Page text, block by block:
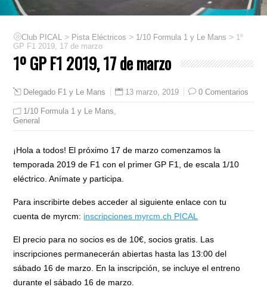
Club PICAL > Pista Eléctricos > 1/10 Formula 1 y Le Mans > 1º
GP F1 2019, 17 de marzo
1º GP F1 2019, 17 de marzo
Delegado F1 y Le Mans 13 marzo, 2019 0 Comentarios
1/10 Formula 1 y Le Mans
General
¡Hola a todos! El próximo 17 de marzo comenzamos la
temporada 2019 de F1 con el primer GP F1, de escala 1/10
eléctrico. Anímate y participa.
Para inscribirte debes acceder al siguiente enlace con tu
cuenta de myrcm: inscripciones myrcm.ch PICAL
El precio para no socios es de 10€, socios gratis. Las
inscripciones permanecerán abiertas hasta las 13:00 del
sábado 16 de marzo. En la inscripción, se incluye el entreno
durante el sábado 16 de marzo.